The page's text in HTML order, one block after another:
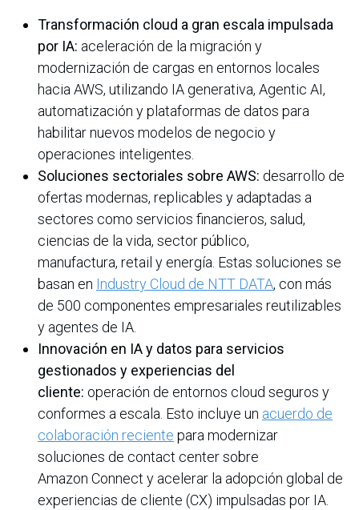
Transformación cloud a gran escala impulsada
por IA: aceleración de la migración y
modernización de cargas en entornos locales
hacia AWS, utilizando IA generativa, Agentic AI,
automatización y plataformas de datos para
habilitar nuevos modelos de negocio y
operaciones inteligentes.
Soluciones sectoriales sobre AWS: desarrollo de
ofertas modernas, replicables y adaptadas a
sectores como servicios financieros, salud,
ciencias de la vida, sector público,
manufactura, retail y energía. Estas soluciones se
basan en Industry Cloud de NTT DATA, con más
de 500 componentes empresariales reutilizables
y agentes de IA.
Innovación en IA y datos para servicios
gestionados y experiencias del
cliente: operación de entornos cloud seguros y
conformes a escala. Esto incluye un acuerdo de
colaboración reciente para modernizar
soluciones de contact center sobre
Amazon Connect y acelerar la adopción global de
experiencias de cliente (CX) impulsadas por IA.